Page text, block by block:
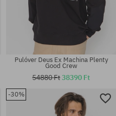
Pulóver Deus Ex Machina Plenty
Good Crew
54880 Ft38390 Ft
-30%